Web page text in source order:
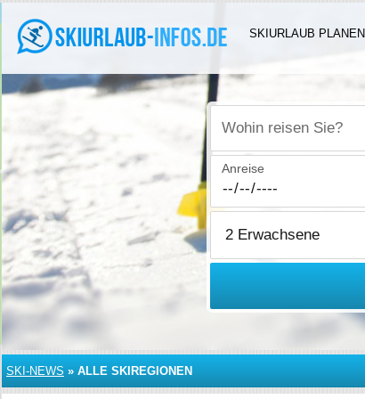
SKIURLAUB PLANEN
Wohin reisen Sie?
Anreise
SKI-NEWS » ALLE SKIREGIONEN